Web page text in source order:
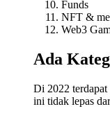
Funds
NFT &
Web3
Ada
Di 2022 terdapat
ini tidak lepas